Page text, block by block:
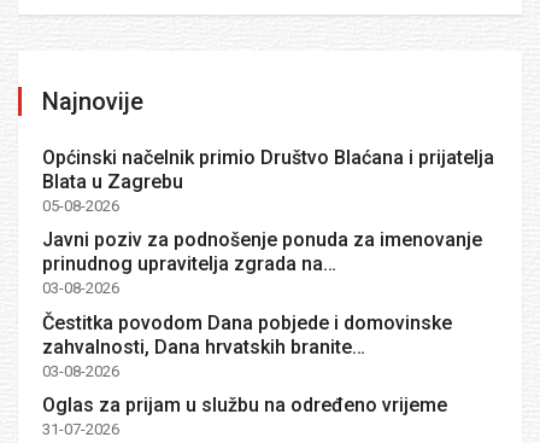
Najnovije
Općinski načelnik primio Društvo Blaćana i prijatelja
Blata u Zagrebu
05-08-2026
Javni poziv za podnošenje ponuda za imenovanje
prinudnog upravitelja zgrada na…
03-08-2026
Čestitka povodom Dana pobjede i domovinske
zahvalnosti, Dana hrvatskih branite…
03-08-2026
Oglas za prijam u službu na određeno vrijeme
31-07-2026